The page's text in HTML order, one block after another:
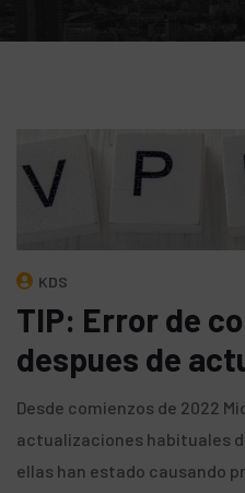
KDS
TIP: Error de
despues de
Desde comienzos de 2022
actualizaciones habituales
ellas han estado causando